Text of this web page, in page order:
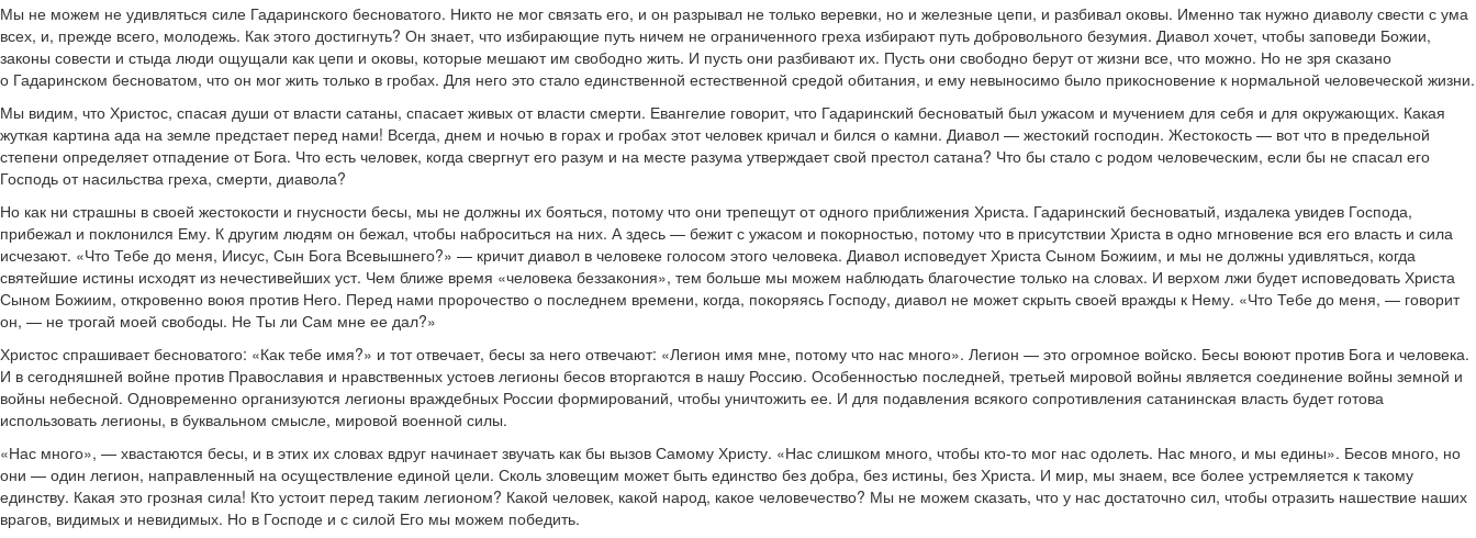
Мы не можем не удивляться силе Гадаринского бесноватого. Никто не мог связать его, и он разрывал не только веревки, но и железные цепи, и разбивал оковы. Именно так нужно диаволу свести с ума
всех, и, прежде всего, молодежь. Как этого достигнуть? Он знает, что избирающие путь ничем не ограниченного греха избирают путь добровольного безумия. Диавол хочет, чтобы заповеди Божии,
законы совести и стыда люди ощущали как цепи и оковы, которые мешают им свободно жить. И пусть они разбивают их. Пусть они свободно берут от жизни все, что можно. Но не зря сказано
о Гадаринском бесноватом, что он мог жить только в гробах. Для него это стало единственной естественной средой обитания, и ему невыносимо было прикосновение к нормальной человеческой жизни.
Мы видим, что Христос, спасая души от власти сатаны, спасает живых от власти смерти. Евангелие говорит, что Гадаринский бесноватый был ужасом и мучением для себя и для окружающих. Какая
жуткая картина ада на земле предстает перед нами! Всегда, днем и ночью в горах и гробах этот человек кричал и бился о камни. Диавол — жестокий господин. Жестокость — вот что в предельной
степени определяет отпадение от Бога. Что есть человек, когда свергнут его разум и на месте разума утверждает свой престол сатана? Что бы стало с родом человеческим, если бы не спасал его
Господь от насильства греха, смерти, диавола?
Но как ни страшны в своей жестокости и гнусности бесы, мы не должны их бояться, потому что они трепещут от одного приближения Христа. Гадаринский бесноватый, издалека увидев Господа,
прибежал и поклонился Ему. К другим людям он бежал, чтобы наброситься на них. А здесь — бежит с ужасом и покорностью, потому что в присутствии Христа в одно мгновение вся его власть и сила
исчезают. «Что Тебе до меня, Иисус, Сын Бога Всевышнего?» — кричит диавол в человеке голосом этого человека. Диавол исповедует Христа Сыном Божиим, и мы не должны удивляться, когда
святейшие истины исходят из нечестивейших уст. Чем ближе время «человека беззакония», тем больше мы можем наблюдать благочестие только на словах. И верхом лжи будет исповедовать Христа
Сыном Божиим, откровенно воюя против Него. Перед нами пророчество о последнем времени, когда, покоряясь Господу, диавол не может скрыть своей вражды к Нему. «Что Тебе до меня, — говорит
он, — не трогай моей свободы. Не Ты ли Сам мне ее дал?»
Христос спрашивает бесноватого: «Как тебе имя?» и тот отвечает, бесы за него отвечают: «Легион имя мне, потому что нас много». Легион — это огромное войско. Бесы воюют против Бога и человека.
И в сегодняшней войне против Православия и нравственных устоев легионы бесов вторгаются в нашу Россию. Особенностью последней, третьей мировой войны является соединение войны земной и
войны небесной. Одновременно организуются легионы враждебных России формирований, чтобы уничтожить ее. И для подавления всякого сопротивления сатанинская власть будет готова
использовать легионы, в буквальном смысле, мировой военной силы.
«Нас много», — хвастаются бесы, и в этих их словах вдруг начинает звучать как бы вызов Самому Христу. «Нас слишком много, чтобы кто-то мог нас одолеть. Нас много, и мы едины». Бесов много, но
они — один легион, направленный на осуществление единой цели. Сколь зловещим может быть единство без добра, без истины, без Христа. И мир, мы знаем, все более устремляется к такому
единству. Какая это грозная сила! Кто устоит перед таким легионом? Какой человек, какой народ, какое человечество? Мы не можем сказать, что у нас достаточно сил, чтобы отразить нашествие наших
врагов, видимых и невидимых. Но в Господе и с силой Его мы можем победить.